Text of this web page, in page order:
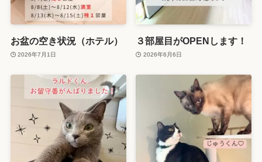
お盆の空き状況（ホテル）
2026年7月1日
３部屋目がOPENします！
2026年6月6日